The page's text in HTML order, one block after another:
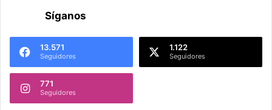
Síganos
13.571
Seguidores
1.122
Seguidores
771
Seguidores